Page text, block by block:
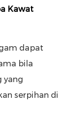
Kawat
dapat
bila
yang
serpihan di